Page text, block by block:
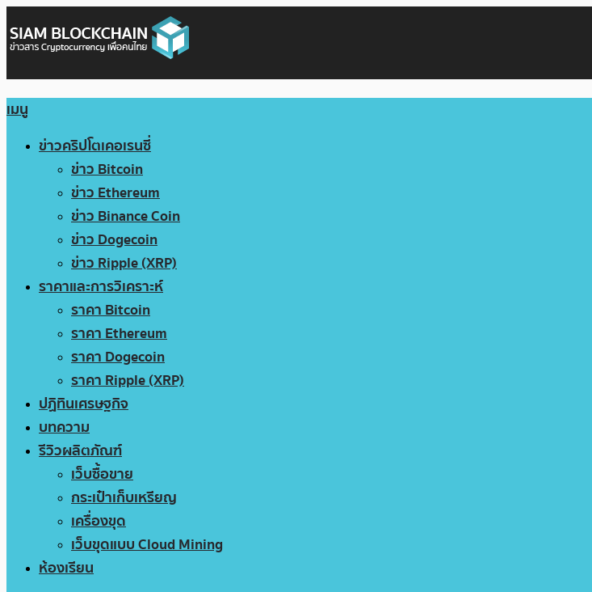
เมนู
ข่าวคริปโตเคอเรนซี่
ข่าว Bitcoin
ข่าว Ethereum
ข่าว Binance Coin
ข่าว Dogecoin
ข่าว Ripple (XRP)
ราคาและการวิเคราะห์
ราคา Bitcoin
ราคา Ethereum
ราคา Dogecoin
ราคา Ripple (XRP)
ปฏิทินเศรษฐกิจ
บทความ
รีวิวผลิตภัณฑ์
เว็บซื้อขาย
กระเป๋าเก็บเหรียญ
เครื่องขุด
เว็บขุดแบบ Cloud Mining
ห้องเรียน